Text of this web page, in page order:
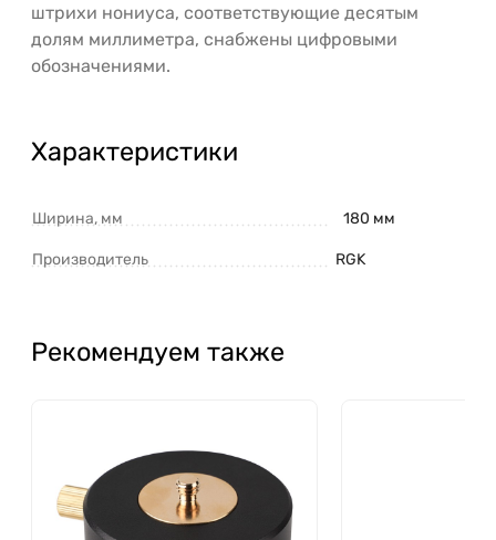
штрихи нониуса, соответствующие десятым
долям миллиметра, снабжены цифровыми
обозначениями.
Характеристики
Ширина, мм 180 мм
Производитель RGK
Рекомендуем также